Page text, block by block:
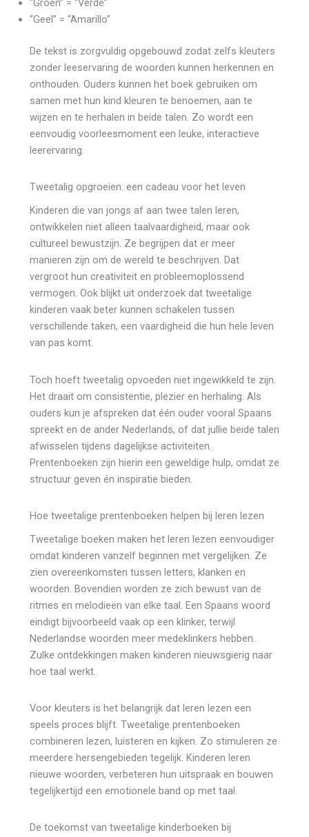
“Groen” = “Verde”
“Geel” = “Amarillo”
De tekst is zorgvuldig opgebouwd zodat zelfs kleuters
zonder leeservaring de woorden kunnen herkennen en
onthouden. Ouders kunnen het boek gebruiken om
samen met hun kind kleuren te benoemen, aan te
wijzen en te herhalen in beide talen. Zo wordt een
eenvoudig voorleesmoment een leuke, interactieve
leerervaring.
Tweetalig opgroeien: een cadeau voor het leven
Kinderen die van jongs af aan twee talen leren,
ontwikkelen niet alleen taalvaardigheid, maar ook
cultureel bewustzijn. Ze begrijpen dat er meer
manieren zijn om de wereld te beschrijven. Dat
vergroot hun creativiteit en probleemoplossend
vermogen. Ook blijkt uit onderzoek dat tweetalige
kinderen vaak beter kunnen schakelen tussen
verschillende taken, een vaardigheid die hun hele leven
van pas komt.
Toch hoeft tweetalig opvoeden niet ingewikkeld te zijn.
Het draait om consistentie, plezier en herhaling. Als
ouders kun je afspreken dat één ouder vooral Spaans
spreekt en de ander Nederlands, of dat jullie beide talen
afwisselen tijdens dagelijkse activiteiten.
Prentenboeken zijn hierin een geweldige hulp, omdat ze
structuur geven én inspiratie bieden.
Hoe tweetalige prentenboeken helpen bij leren lezen
Tweetalige boeken maken het leren lezen eenvoudiger
omdat kinderen vanzelf beginnen met vergelijken. Ze
zien overeenkomsten tussen letters, klanken en
woorden. Bovendien worden ze zich bewust van de
ritmes en melodieën van elke taal. Een Spaans woord
eindigt bijvoorbeeld vaak op een klinker, terwijl
Nederlandse woorden meer medeklinkers hebben.
Zulke ontdekkingen maken kinderen nieuwsgierig naar
hoe taal werkt.
Voor kleuters is het belangrijk dat leren lezen een
speels proces blijft. Tweetalige prentenboeken
combineren lezen, luisteren en kijken. Zo stimuleren ze
meerdere hersengebieden tegelijk. Kinderen leren
nieuwe woorden, verbeteren hun uitspraak en bouwen
tegelijkertijd een emotionele band op met taal.
De toekomst van tweetalige kinderboeken bij